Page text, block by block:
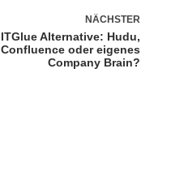
NÄCHSTER
ITGlue Alternative: Hudu,
Confluence oder eigenes
Company Brain?